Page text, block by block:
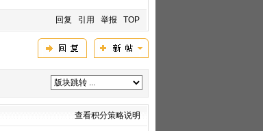
回复 引用 举报 TOP
查看积分策略说明